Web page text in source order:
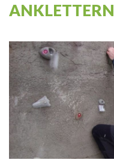
ANKLETTERN